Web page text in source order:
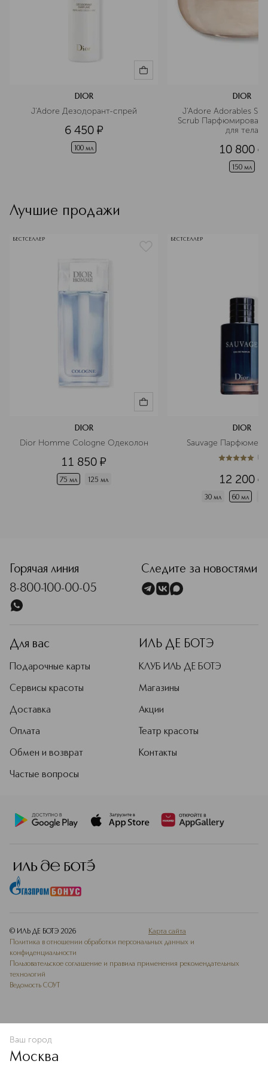
DIOR
J'Adore Дезодорант-спрей
6 450 ¤
100 мл
DIOR
J'Adore Adorables
Scrub
для тела
10 800 ¤
150 мл
Лучшие продажи
БЕСТСЕЛЛЕР
DIOR
Dior Homme Cologne Одеколон
11 850 ¤
75 мл 125 мл
БЕСТСЕЛЛЕР
DIOR
Sauvage
5из 51 (
12 200 ¤
30 мл 60 мл
В КОРЗИНУ
Горячая линия
8-800-100-00-05
Следите за новостями
Для вас
Подарочные карты
Сервисы красоты
Доставка
Оплата
Обмен и возврат
Частые вопросы
ИЛЬ ДЕ БОТЭ
КЛУБ ИЛЬ ДЕ БОТЭ
Магазины
Акции
Театр красоты
Контакты
© ИЛЬ ДЕ БОТЭ 2026
Карта сайта
Политика в отношении обработки персональных данных и
конфиденциальности
Пользовательское соглашение и правила применения рекомендательных
технологий
Ведомость СОУТ
Ваш город
Москва